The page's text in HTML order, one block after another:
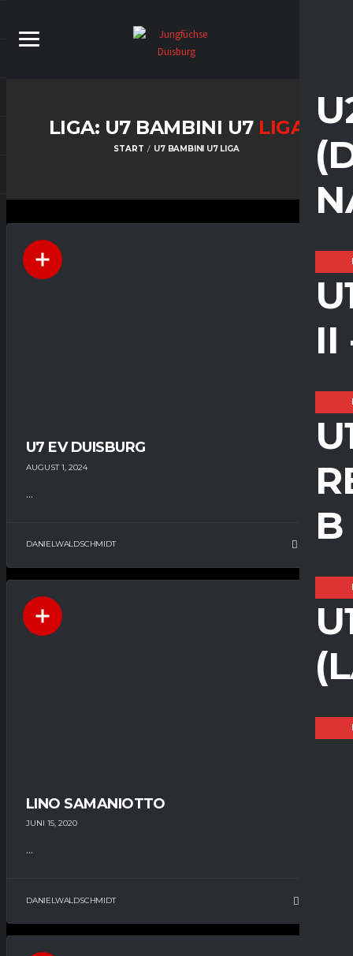
II
B
LIGA: U7 BAMBINI U7 LIGA
START U7 BAMBINI U7 LIGA
U7 EV DUISBURG
AUGUST 1, 2024
...
DANIELWALDSCHMIDT
LINO SAMANIOTTO
JUNI 15, 2020
...
DANIELWALDSCHMIDT